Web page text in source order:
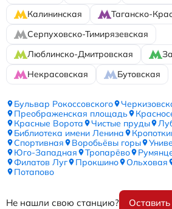
Калининская
Таганско-
Серпуховско-Тимирязевская
Люблинско-Дмитровская
Некрасовская
Бутовская
Бульвар Рокоссовского
Преображенская площадь
Красные Ворота
Чистые пруды
Библиотека имени Ленина
Спортивная
Воробьёвы горы
Юго-Западная
Тропарёво
Филатов Луг
Прокшино Ольховая
Потапово
Не нашли свою станцию?